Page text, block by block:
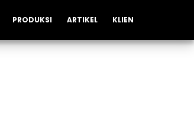
PRODUKSI ARTIKEL KLIEN